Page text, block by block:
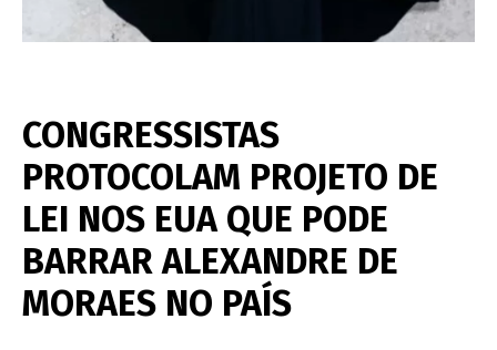
CONGRESSISTAS
PROTOCOLAM PROJETO DE
LEI NOS EUA QUE PODE
BARRAR ALEXANDRE DE
MORAES NO PAÍS